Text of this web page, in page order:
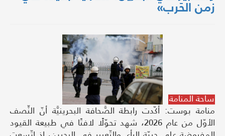
زمن الحَرب»
ساحة المنامة
منامة بوست: أكّدت رابطة الصَّحافة البحرينيَّة أنّ النِّصف
الأوّل من عام 2026، شهد تحوّلًا لافتًا في طبيعة القيود